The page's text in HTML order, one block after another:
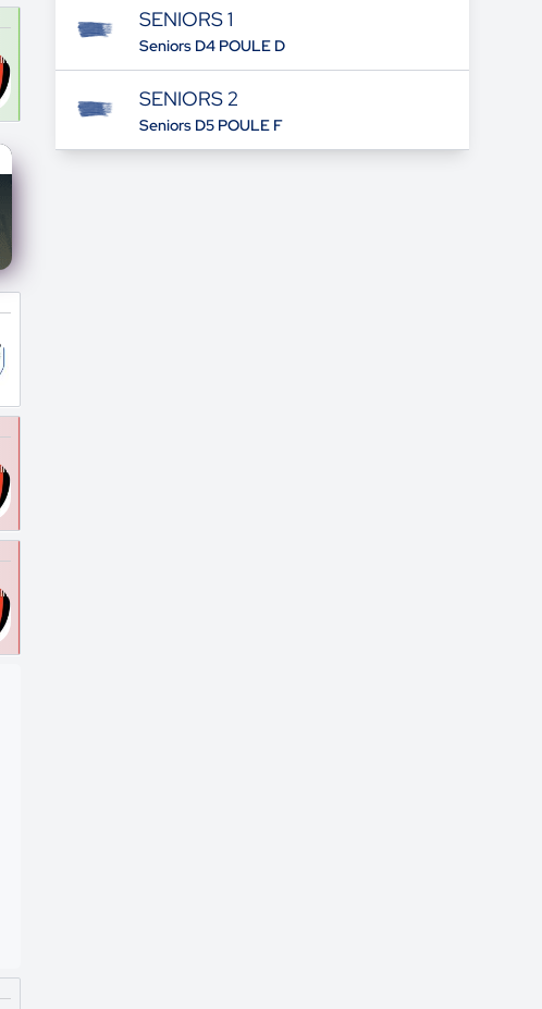
SENIORS 1
Seniors D4 POULE D
SENIORS 2
Seniors D5 POULE F